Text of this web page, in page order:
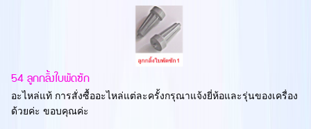
54 ลูกกลิ้งใบพัดซัก
อะไหล่แท้ การสั่งซื้ออะไหล่แต่ละครั้งกรุณาแจ้งยี่ห้อและรุ่นของเครื่อง
ด้วยค่ะ ขอบคุณค่ะ